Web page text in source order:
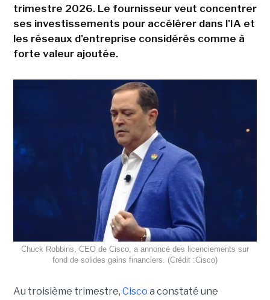
trimestre 2026. Le fournisseur veut concentrer
ses investissements pour accélérer dans l'IA et
les réseaux d'entreprise considérés comme à
forte valeur ajoutée.
Chuck Robbins, CEO de Cisco, a annoncé des licenciements sur
fond de solides gains financiers. (Crédit :Cisco)
Au troisième trimestre, Cisco a constaté une